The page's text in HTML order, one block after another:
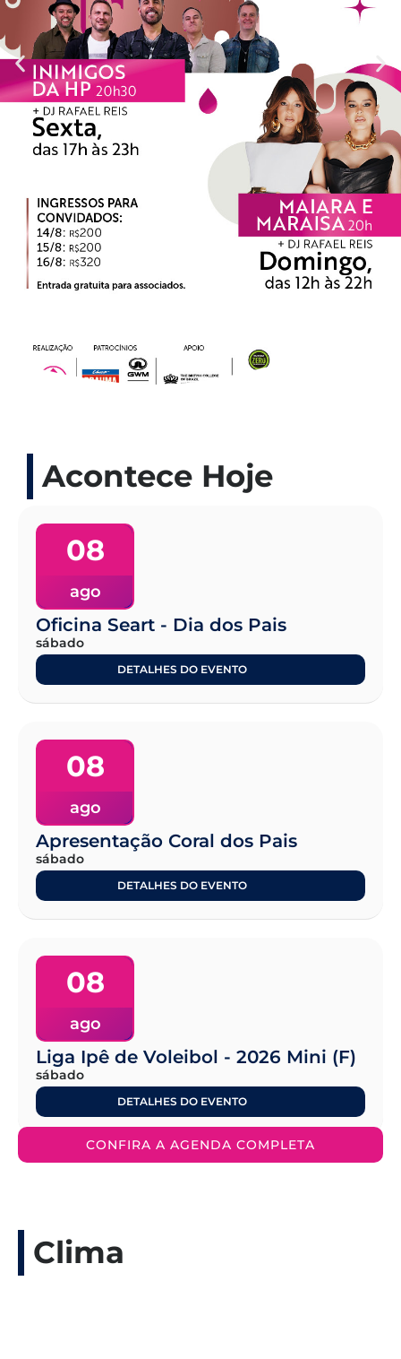
Acontece Hoje
08
ago
Oficina Seart - Dia dos Pais
sábado
DETALHES DO EVENTO
08
ago
Apresentação Coral dos Pais
sábado
DETALHES DO EVENTO
08
ago
Liga Ipê de Voleibol - 2026 Mini (F)
sábado
DETALHES DO EVENTO
CONFIRA A AGENDA COMPLETA
Clima